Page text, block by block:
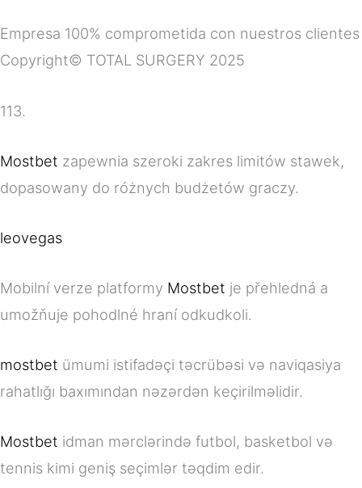
Empresa 100% comprometida con nuestros clientes
Copyright© TOTAL SURGERY 2025
113.
Mostbet zapewnia szeroki zakres limitów stawek,
dopasowany do różnych budżetów graczy.
leovegas
Mobilní verze platformy Mostbet je přehledná a
umožňuje pohodlné hraní odkudkoli.
mostbet ümumi istifadəçi təcrübəsi və naviqasiya
rahatlığı baxımından nəzərdən keçirilməlidir.
Mostbet idman mərclərində futbol, basketbol və
tennis kimi geniş seçimlər təqdim edir.